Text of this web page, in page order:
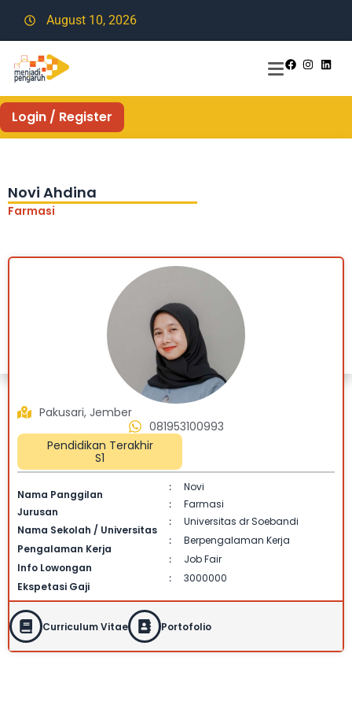
August 10, 2026
Login / Register
Novi Ahdina
Farmasi
Pendidikan Terakhir
S1
081953100993
Pakusari, Jember
Nama Panggilan
:
Novi
Jurusan
:
Farmasi
Nama Sekolah / Universitas
: Universitas dr Soebandi
Pengalaman Kerja
: Berpengalaman Kerja
Info Lowongan
: Job Fair
Ekspetasi Gaji
: 3000000
Curriculum Vitae Portofolio